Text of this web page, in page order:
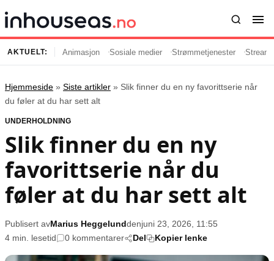
Innhold
Siste artikler
Film og serier
Musikk og artister
Popkultur
TV og streaming
Strømmetjenester
Streaming
TV-serier
Internettkultur
Populær Retningslinjer
AKTUELT: Animasjon Sosiale medier Strømmetjenester
Hjemmeside » Siste artikler » Slik finner du en ny favorittserie når
du føler at du har sett alt
UNDERHOLDNING
Slik finner du en ny
favorittserie når du
føler at du har sett alt
Publisert avMarius Heggelunddenjuni 23, 2026, 11:55
4 min. lesetid
0 kommentarer Del Kopier lenke